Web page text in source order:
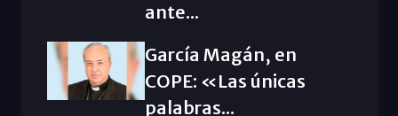
ante...
García Magán, en
COPE: «Las únicas
palabras...